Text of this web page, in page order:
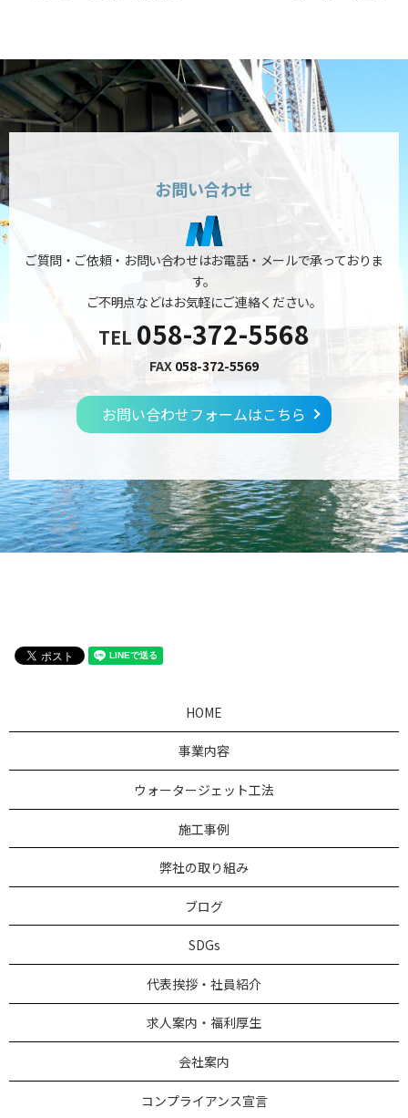
お問い合わせ
ご質問・ご依頼・お問い合わせはお電話・メールで承っておりま
す。
ご不明点などはお気軽にご連絡ください。
TEL 058-372-5568
FAX 058-372-5569
お問い合わせフォームはこちら
HOME
事業内容
ウォータージェット工法
施工事例
弊社の取り組み
ブログ
SDGs
代表挨拶・社員紹介
求人案内・福利厚生
会社案内
コンプライアンス宣言